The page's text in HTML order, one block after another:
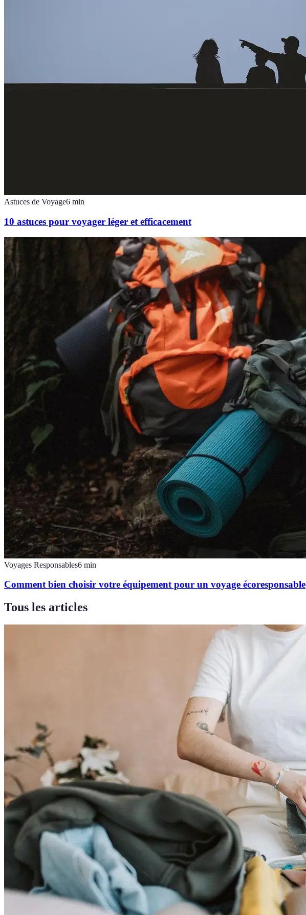
Astuces de Voyage6 min
10 astuces pour voyager léger et efficacement
Voyages Responsables6 min
Comment bien choisir votre équipement pour un voyage écoresponsable
Tous les articles